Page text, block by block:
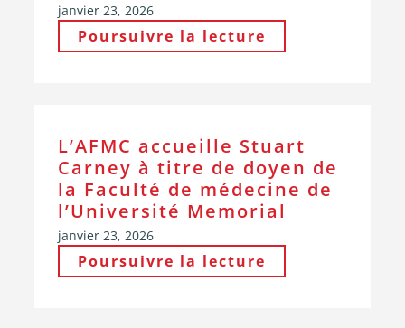
janvier 23, 2026
Poursuivre la lecture
L’AFMC accueille Stuart
Carney à titre de doyen de
la Faculté de médecine de
l’Université Memorial
janvier 23, 2026
Poursuivre la lecture